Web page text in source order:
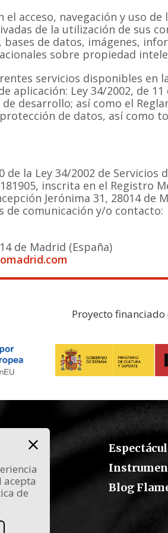
acceso, navegación y uso de
de la utilización de sus
de datos, imágenes,
sobre propiedad
servicios disponibles en
aplicación: Ley 34/2002, de
desarrollo; así como el
de datos, así como
la Ley 34/2002 de
inscrita en el Registro
Jerónima 31, 28014
comunicación y/o contacto:
de Madrid (España)
Proyecto
Blog
de